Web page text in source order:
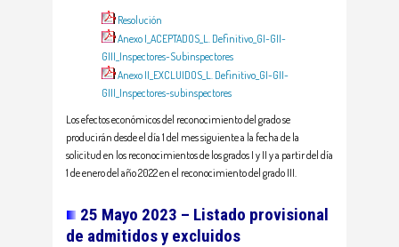
Resolución
Anexo I_ACEPTADOS_L. Definitivo_GI-GII-
GIII_Inspectores-Subinspectores
Anexo II_EXCLUIDOS_L. Definitivo_GI-GII-
GIII_Inspectores-subinspectores
Los efectos económicos del reconocimiento del grado se
producirán desde el día 1 del mes siguiente a la fecha de la
solicitud en los reconocimientos de los grados I y II y a partir del día
1 de enero del año 2022 en el reconocimiento del grado III.
25 Mayo 2023 – Listado provisional
de admitidos y excluidos